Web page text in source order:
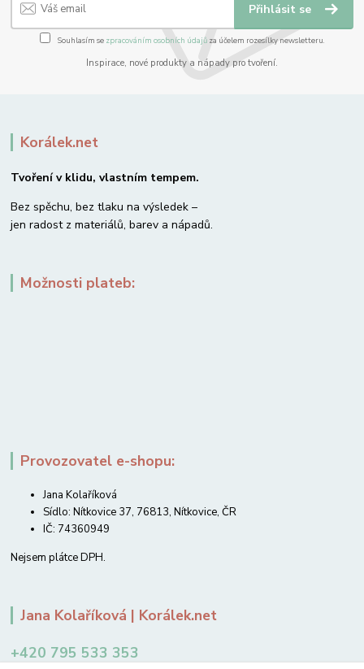
Přihlásit se
Souhlasím se zpracováním osobních údajůza účelem rozesílky newsletteru.
Inspirace, nové produkty a nápady pro tvoření.
Korálek.net
Tvoření v klidu, vlastním tempem.
Bez spěchu, bez tlaku na výsledek –
jen radost z materiálů, barev a nápadů.
Možnosti plateb:
Provozovatel e-shopu:
Jana Kolaříková
Sídlo: Nítkovice 37, 76813, Nítkovice, ČR
IČ: 74360949
Nejsem plátce DPH.
Jana Kolaříková | Korálek.net
+420 795 533 353